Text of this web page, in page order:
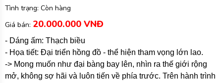
Tình trạng: Còn hàng
Giá bán: 20.000.000 VNĐ
- Dáng ấm: Thạch biều
- Họa tiết: Đại triển hồng đồ - thể hiện tham vọng lớn lao.
-> Mong muốn như đại bàng bay lên, nhìn ra thế giới rộng
mở, không sợ hãi và luôn tiến về phía trước. Trên hành trình